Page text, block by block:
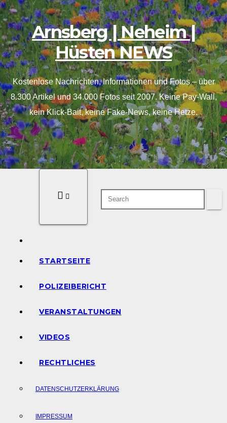
springen
Skip
to
content
Arnsberg | Neheim |
Hüsten NEWS
Kostenlose Nachrichten, Informationen und Fotos – über
8.300 Artikel und 34.000 Fotos seit 2007. Keine Pay-Wall,
kein Klick-Bait, keine Fake-News, keine Hetze.
STARTSEITE
POLIZEIBERICHT
VERANSTALTUNGEN
VIDEOS
RECHTLICHES
DATENSCHUTZERKLÄRUNG
IMPRESSUM